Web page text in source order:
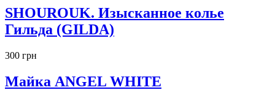
SHOUROUK. Изысканное колье
Гильда (GILDA)
300 грн
Майка ANGEL WHITE